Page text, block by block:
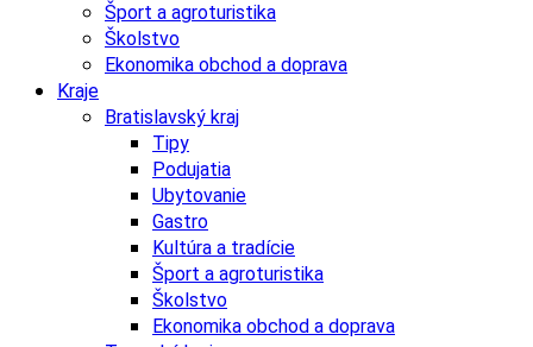
Šport a agroturistika
Školstvo
Ekonomika obchod a doprava
Kraje
Bratislavský kraj
Tipy
Podujatia
Ubytovanie
Gastro
Kultúra a tradície
Šport a agroturistika
Školstvo
Ekonomika obchod a doprava